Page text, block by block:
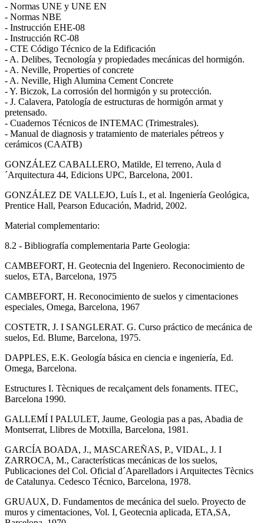
- Normas UNE y UNE EN
- Normas NBE
- Instrucción EHE-08
- Instrucción RC-08
- CTE Código Técnico de la Edificación
- A. Delibes, Tecnología y propiedades mecánicas del hormigón.
- A. Neville, Properties of concrete
- A. Neville, High Alumina Cement Concrete
- Y. Biczok, La corrosión del hormigón y su protección.
- J. Calavera, Patología de estructuras de hormigón armat y
pretensado.
- Cuadernos Técnicos de INTEMAC (Trimestrales).
- Manual de diagnosis y tratamiento de materiales pétreos y
cerámicos (CAATB)
GONZÁLEZ CABALLERO, Matilde, El terreno, Aula d
´Arquitectura 44, Edicions UPC, Barcelona, 2001.
GONZÁLEZ DE VALLEJO, Luís I., et al. Ingeniería Geológica,
Prentice Hall, Pearson Educación, Madrid, 2002.
Material complementario:
8.2 - Bibliografía complementaria Parte Geologia:
CAMBEFORT, H. Geotecnia del Ingeniero. Reconocimiento de
suelos, ETA, Barcelona, 1975
CAMBEFORT, H. Reconocimiento de suelos y cimentaciones
especiales, Omega, Barcelona, 1967
COSTETR, J. I SANGLERAT. G. Curso práctico de mecánica de
suelos, Ed. Blume, Barcelona, 1975.
DAPPLES, E.K. Geología básica en ciencia e ingeniería, Ed.
Omega, Barcelona.
Estructures I. Tècniques de recalçament dels fonaments. ITEC,
Barcelona 1990.
GALLEMÍ I PALULET, Jaume, Geologia pas a pas, Abadia de
Montserrat, Llibres de Motxilla, Barcelona, 1981.
GARCÍA BOADA, J., MASCAREÑAS, P., VIDAL, J. I
ZARROCA, M., Características mecánicas de los suelos,
Publicaciones del Col. Oficial d´Aparelladors i Arquitectes Tècnics
de Catalunya. Cedesco Técnico, Barcelona, 1978.
GRUAUX, D. Fundamentos de mecánica del suelo. Proyecto de
muros y cimentaciones, Vol. I, Geotecnia aplicada, ETA,SA,